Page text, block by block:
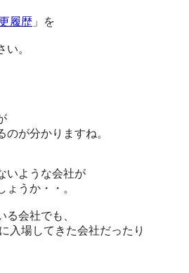
履歴 」を
。
が分かりますね。
いような会社が
ょうか・・。
会社でも、
入場してきた会社だったり